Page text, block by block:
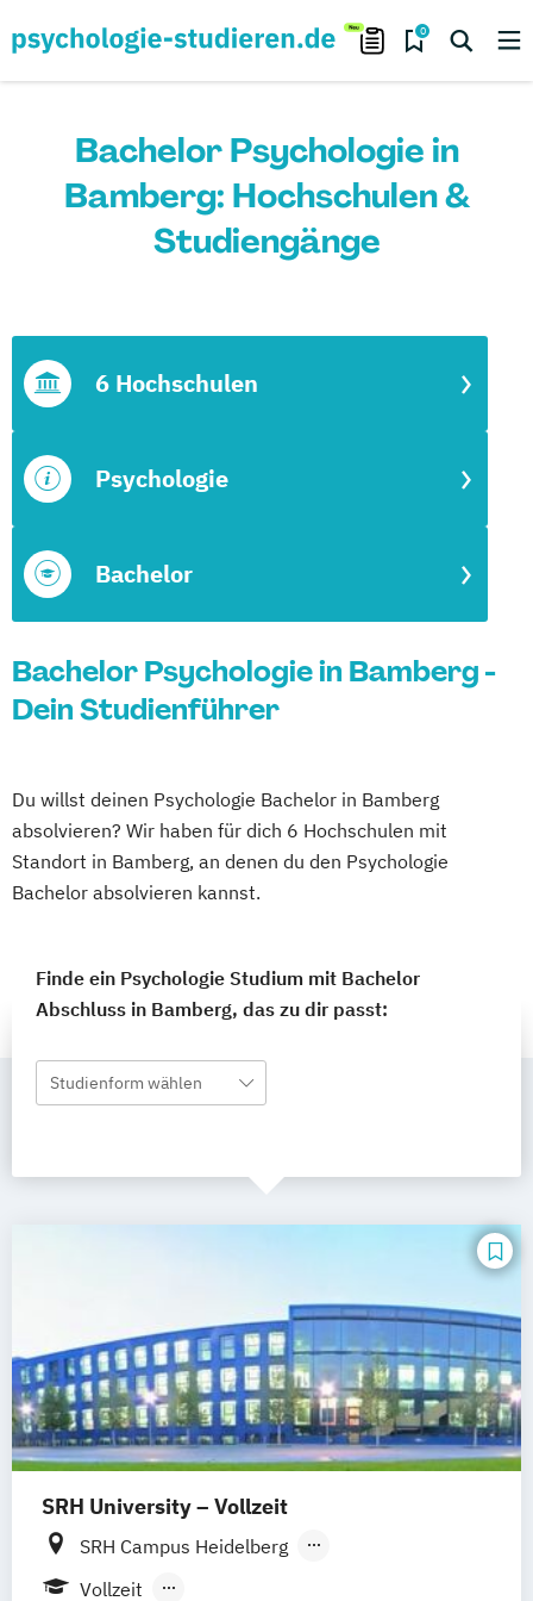
0
Bachelor Psychologie in
Bamberg: Hochschulen &
Studiengänge
Bachelor
Psychologie
6 Hochschulen
Bachelor Psychologie in Bamberg -
Dein Studienführer
Du willst deinen Psychologie Bachelor in Bamberg
absolvieren? Wir haben für dich 6 Hochschulen mit
Standort in Bamberg, an denen du den Psychologie
Bachelor absolvieren kannst.
Finde ein Psychologie Studium mit Bachelor
Abschluss in Bamberg, das zu dir passt:
Studienform wählen
SRH University – Vollzeit
SRH Campus Heidelberg
SRH Campus Berlin
Vollzeit